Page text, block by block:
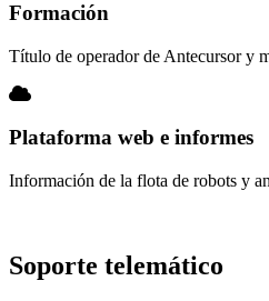
Formación
Título de operador de Antecursor y
Plataforma web e informes
Información de la flota de robots y
Soporte telemático